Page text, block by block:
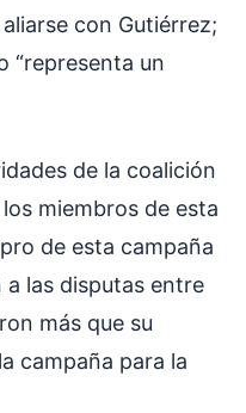
con Gutiérrez;
“representa un
de la coalición
miembros de esta
de esta campaña
las disputas entre
más que su
campaña para la